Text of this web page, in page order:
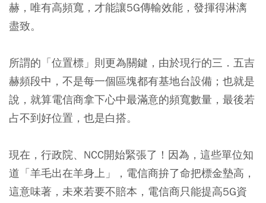
赫，唯有高頻寬，才能讓5G傳輸效能，發揮得淋漓
盡致。
所謂的「位置標」則更為關鍵，由於現行的三．五吉
赫頻段中，不是每一個區塊都有基地台設備；也就是
說，就算電信商拿下心中最滿意的頻寬數量，最後若
占不到好位置，也是白搭。
現在，行政院、NCC開始緊張了！因為，這些單位知
道「羊毛出在羊身上」，電信商拚了命把標金墊高，
這意味著，未來若要不賠本，電信商只能提高5G資